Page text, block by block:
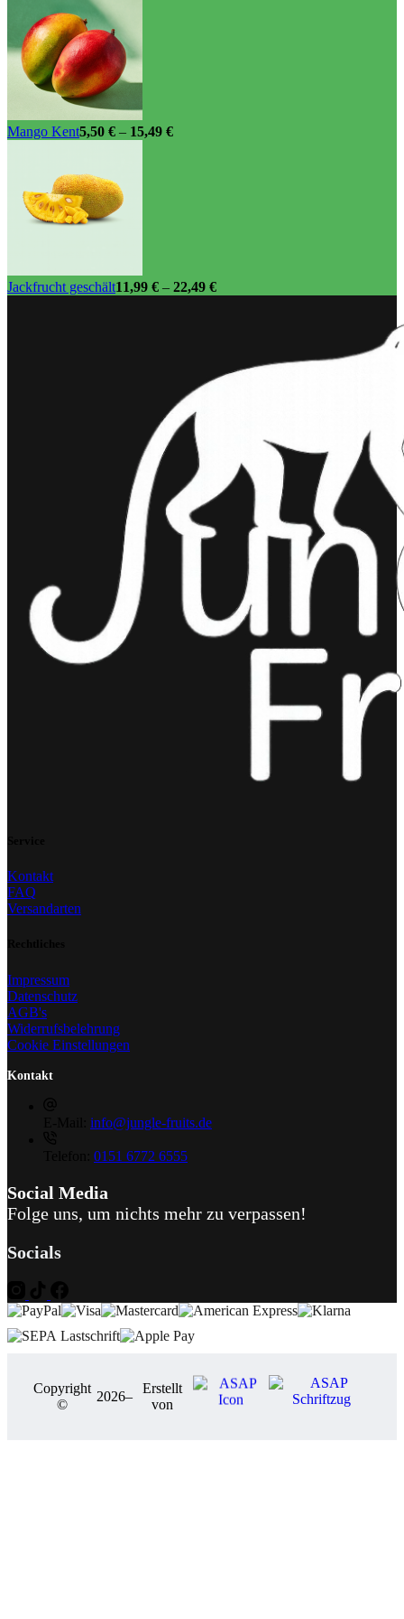
Mango Kent5,50 € – 15,49 €
Jackfrucht geschält11,99 € – 22,49 €
Kontakt
FAQ
Versandarten
Impressum
Datenschutz
AGB's
Widerrufsbelehrung
Cookie Einstellungen
Kontakt
info@jungle-fruits.de
0151 6772 6555
Social Media
Folge uns, um nichts mehr zu verpassen!
Socials
Copyright
©
2026–
Erstellt
von